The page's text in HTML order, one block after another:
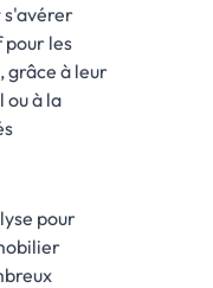
s'avérer
les
grâce à leur
à la
pour